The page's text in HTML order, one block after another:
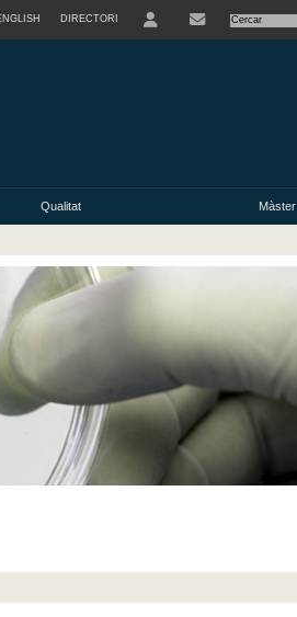
DIRECTORI
Qualitat Màster